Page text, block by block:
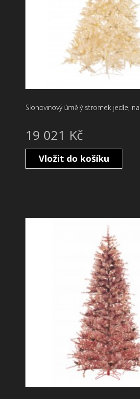
Slonovinový úmělý stromek jedle, na...
19 021 Kč
Vložit do košíku